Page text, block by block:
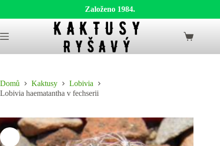
Založeno 1984.
to
content
Shopping
Domů Kaktusy
Lobivia
Lobivia haematantha v fechserii